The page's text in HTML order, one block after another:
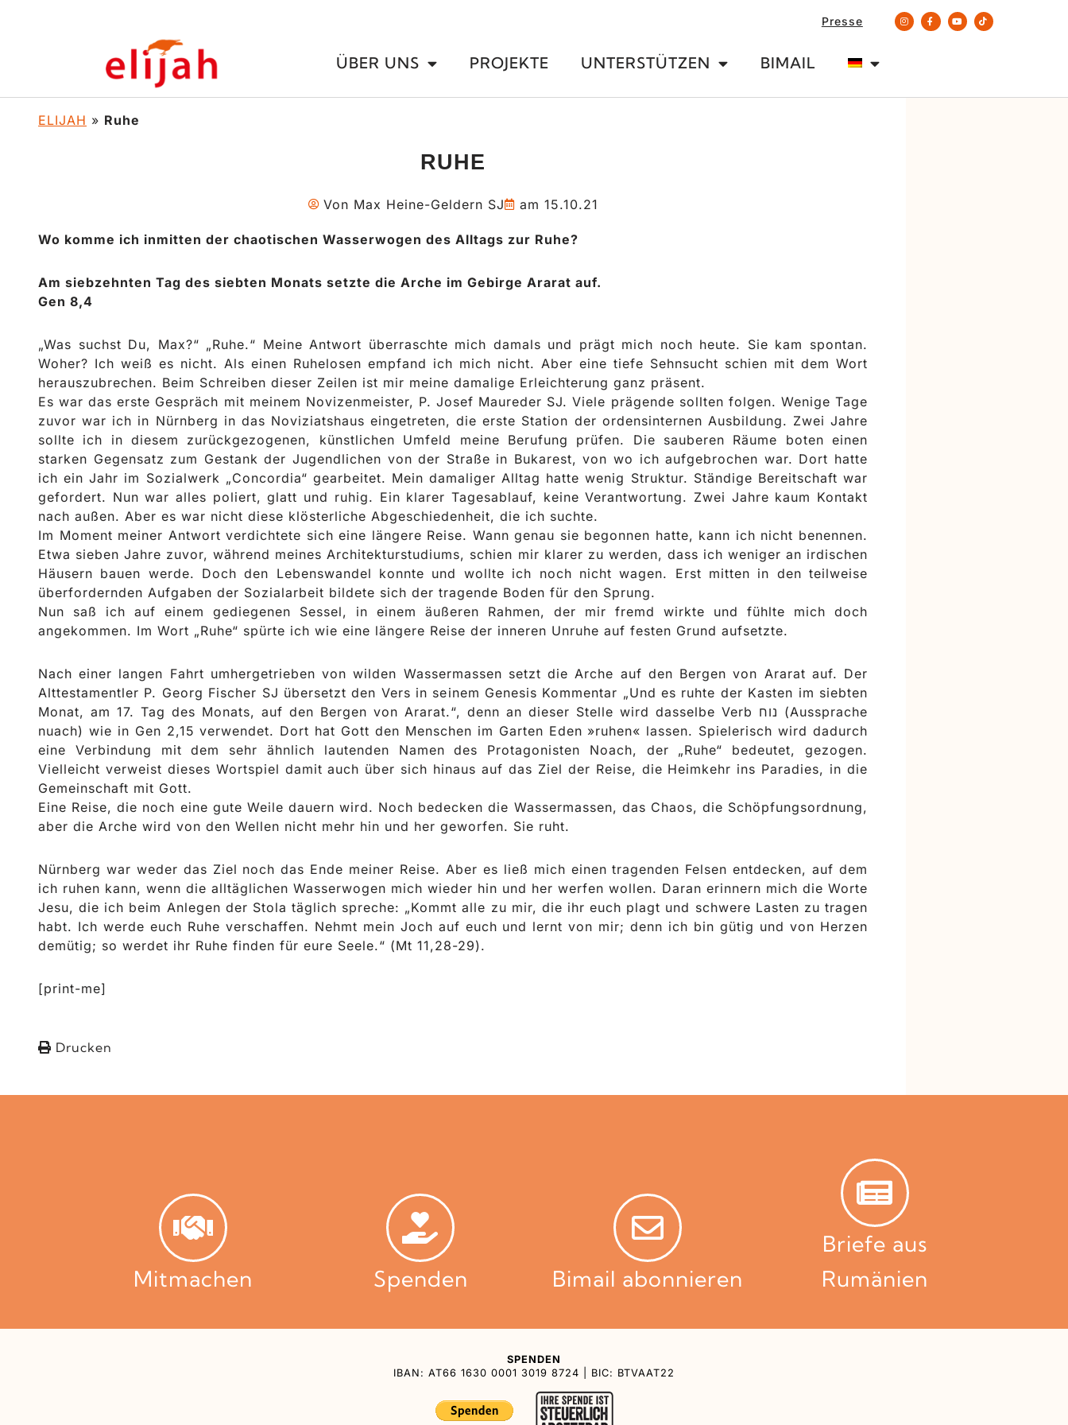
Presse
ÜBER UNS PROJEKTE UNTERSTÜTZEN BIMAIL
ELIJAH » Ruhe
RUHE
Von Max Heine-Geldern SJ am 15.10.21
Wo komme ich inmitten der chaotischen Wasserwogen des Alltags zur Ruhe?
Am siebzehnten Tag des siebten Monats setzte die Arche im Gebirge Ararat auf.
Gen 8,4
„Was suchst Du, Max?“ „Ruhe.“ Meine Antwort überraschte mich damals und prägt mich noch heute. Sie kam spontan.
Woher? Ich weiß es nicht. Als einen Ruhelosen empfand ich mich nicht. Aber eine tiefe Sehnsucht schien mit dem Wort
herauszubrechen. Beim Schreiben dieser Zeilen ist mir meine damalige Erleichterung ganz präsent.
Es war das erste Gespräch mit meinem Novizenmeister, P. Josef Maureder SJ. Viele prägende sollten folgen. Wenige Tage
zuvor war ich in Nürnberg in das Noviziatshaus eingetreten, die erste Station der ordensinternen Ausbildung. Zwei Jahre
sollte ich in diesem zurückgezogenen, künstlichen Umfeld meine Berufung prüfen. Die sauberen Räume boten einen
starken Gegensatz zum Gestank der Jugendlichen von der Straße in Bukarest, von wo ich aufgebrochen war. Dort hatte
ich ein Jahr im Sozialwerk „Concordia“ gearbeitet. Mein damaliger Alltag hatte wenig Struktur. Ständige Bereitschaft war
gefordert. Nun war alles poliert, glatt und ruhig. Ein klarer Tagesablauf, keine Verantwortung. Zwei Jahre kaum Kontakt
nach außen. Aber es war nicht diese klösterliche Abgeschiedenheit, die ich suchte.
Im Moment meiner Antwort verdichtete sich eine längere Reise. Wann genau sie begonnen hatte, kann ich nicht benennen.
Etwa sieben Jahre zuvor, während meines Architekturstudiums, schien mir klarer zu werden, dass ich weniger an irdischen
Häusern bauen werde. Doch den Lebenswandel konnte und wollte ich noch nicht wagen. Erst mitten in den teilweise
überfordernden Aufgaben der Sozialarbeit bildete sich der tragende Boden für den Sprung.
Nun saß ich auf einem gediegenen Sessel, in einem äußeren Rahmen, der mir fremd wirkte und fühlte mich doch
angekommen. Im Wort „Ruhe“ spürte ich wie eine längere Reise der inneren Unruhe auf festen Grund aufsetzte.
Nach einer langen Fahrt umhergetrieben von wilden Wassermassen setzt die Arche auf den Bergen von Ararat auf. Der
Alttestamentler P. Georg Fischer SJ übersetzt den Vers in seinem Genesis Kommentar „Und es ruhte der Kasten im siebten
Monat, am 17. Tag des Monats, auf den Bergen von Ararat.“, denn an dieser Stelle wird dasselbe Verb נוח (Aussprache
nuach) wie in Gen 2,15 verwendet. Dort hat Gott den Menschen im Garten Eden »ruhen« lassen. Spielerisch wird dadurch
eine Verbindung mit dem sehr ähnlich lautenden Namen des Protagonisten Noach, der „Ruhe“ bedeutet, gezogen.
Vielleicht verweist dieses Wortspiel damit auch über sich hinaus auf das Ziel der Reise, die Heimkehr ins Paradies, in die
Gemeinschaft mit Gott.
Eine Reise, die noch eine gute Weile dauern wird. Noch bedecken die Wassermassen, das Chaos, die Schöpfungsordnung,
aber die Arche wird von den Wellen nicht mehr hin und her geworfen. Sie ruht.
Nürnberg war weder das Ziel noch das Ende meiner Reise. Aber es ließ mich einen tragenden Felsen entdecken, auf dem
ich ruhen kann, wenn die alltäglichen Wasserwogen mich wieder hin und her werfen wollen. Daran erinnern mich die Worte
Jesu, die ich beim Anlegen der Stola täglich spreche: „Kommt alle zu mir, die ihr euch plagt und schwere Lasten zu tragen
habt. Ich werde euch Ruhe verschaffen. Nehmt mein Joch auf euch und lernt von mir; denn ich bin gütig und von Herzen
demütig; so werdet ihr Ruhe finden für eure Seele.“ (Mt 11,28-29).
[print-me]
Drucken
Mitmachen Spenden Bimail abonnieren
Briefe aus
Rumänien
SPENDEN
IBAN: AT66 1630 0001 3019 8724 | BIC: BTVAAT22